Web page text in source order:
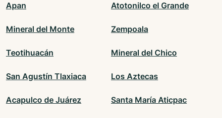
Apan Atotonilco el Grande
Mineral del Monte Zempoala
Teotihuacán Mineral del Chico
San Agustín Tlaxiaca Los Aztecas
Acapulco de Juárez Santa María Aticpac